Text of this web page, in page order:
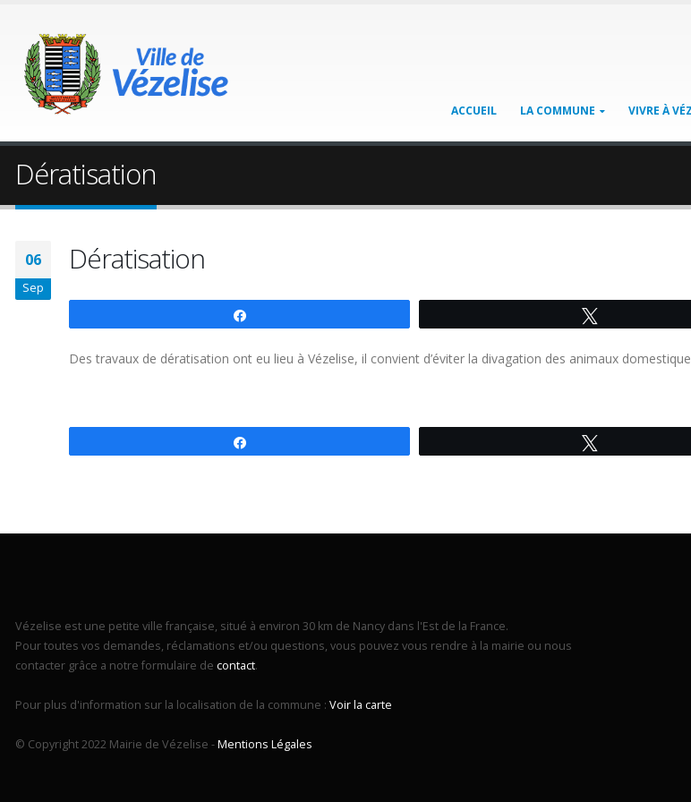
ACCUEIL LA COMMUNE VIVRE À
Dératisation
06
Sep
Dératisation
Des travaux de dératisation ont eu lieu à Vézelise, il convient d’éviter la divagation des animaux
Vézelise est une petite ville française, situé à environ 30 km de Nancy dans l'Est de la France.
Pour toutes vos demandes, réclamations et/ou questions, vous pouvez vous rendre à la mairie ou nous
contacter grâce a notre formulaire de contact.
Pour plus d'information sur la localisation de la commune : Voir la carte
© Copyright 2022 Mairie de Vézelise -Mentions Légales